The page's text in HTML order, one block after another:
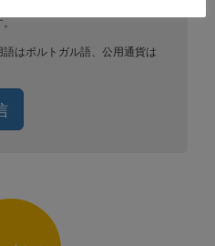
。
はポルトガル語、公用通貨は